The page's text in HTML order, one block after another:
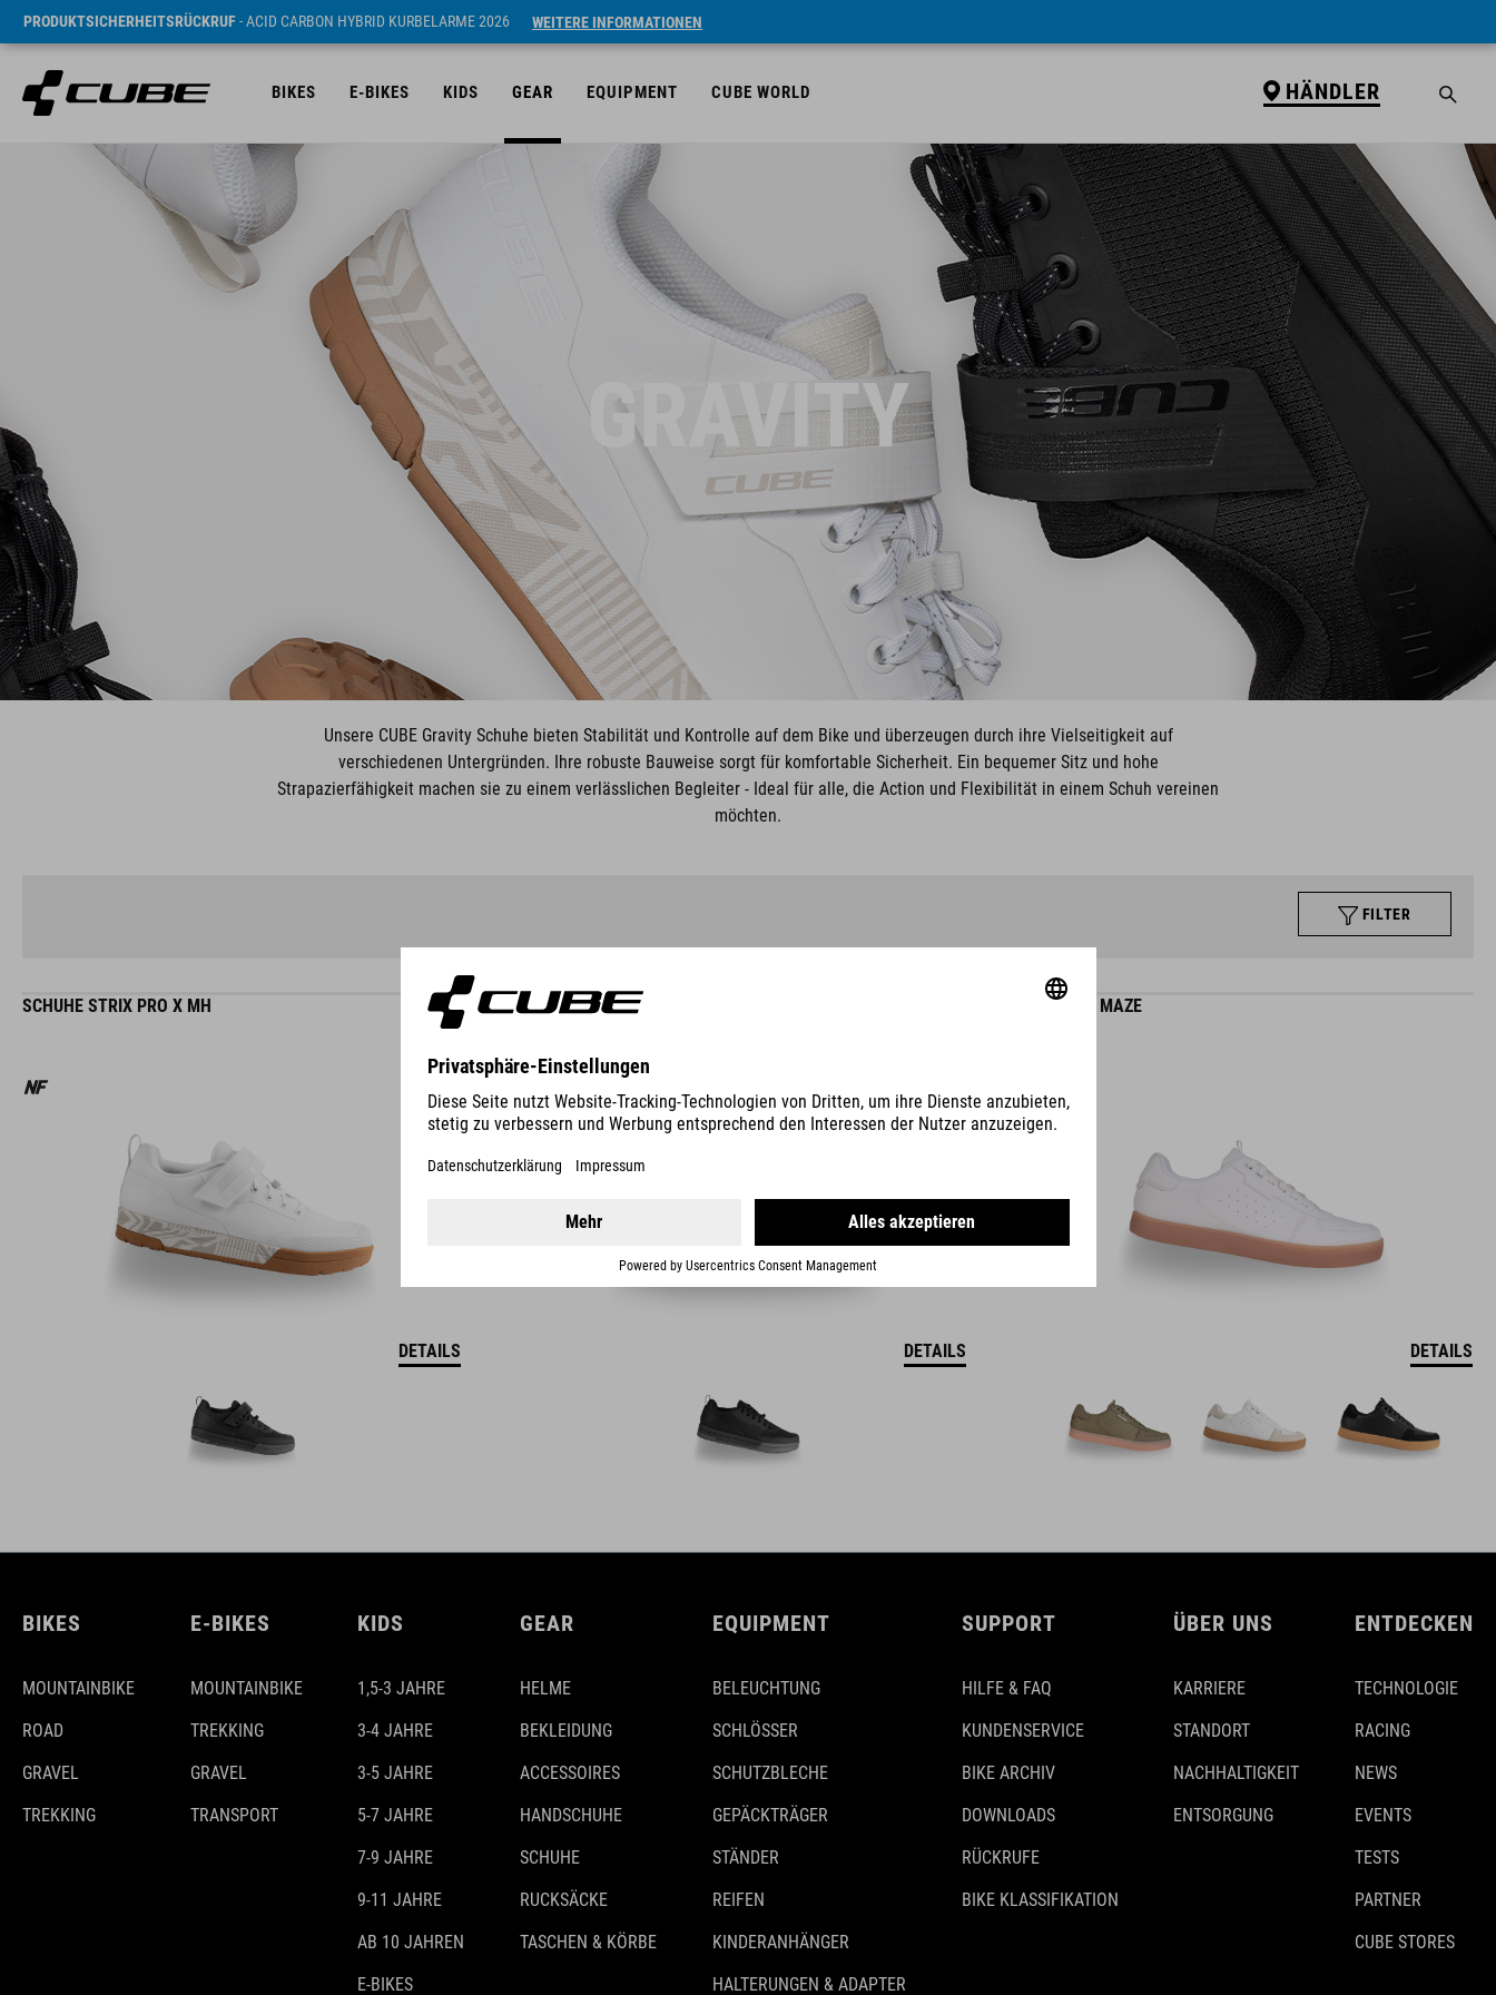
PRODUKTSICHERHEITSRÜCKRUF- ACID CARBON HYBRID KURBELARME 2026 WEITERE INFORMATIONEN
BIKES E-BIKES KIDS GEAR EQUIPMENT CUBE WORLD HÄNDLER
GRAVITY
Unsere CUBE Gravity Schuhe bieten Stabilität und Kontrolle auf dem Bike und überzeugen durch ihre Vielseitigkeit auf
verschiedenen Untergründen. Ihre robuste Bauweise sorgt für komfortable Sicherheit. Ein bequemer Sitz und hohe
Strapazierfähigkeit machen sie zu einem verlässlichen Begleiter - Ideal für alle, die Action und Flexibilität in einem Schuh vereinen
möchten.
FILTER
SCHUHE STRIX PRO X MH
DETAILS
SCHUHE STRIX X MH
DETAILS
SCHUHE MAZE
DETAILS
BIKES
MOUNTAINBIKE
ROAD
GRAVEL
TREKKING
E-BIKES
MOUNTAINBIKE
TREKKING
GRAVEL
TRANSPORT
KIDS
1,5-3 JAHRE
3-4 JAHRE
3-5 JAHRE
5-7 JAHRE
7-9 JAHRE
9-11 JAHRE
AB 10 JAHREN
E-BIKES
GEAR
HELME
BEKLEIDUNG
ACCESSOIRES
HANDSCHUHE
SCHUHE
RUCKSÄCKE
TASCHEN & KÖRBE
EQUIPMENT
BELEUCHTUNG
SCHLÖSSER
SCHUTZBLECHE
GEPÄCKTRÄGER
STÄNDER
REIFEN
KINDERANHÄNGER
HALTERUNGEN & ADAPTER
SUPPORT
HILFE & FAQ
KUNDENSERVICE
BIKE ARCHIV
DOWNLOADS
RÜCKRUFE
BIKE KLASSIFIKATION
ÜBER UNS
KARRIERE
STANDORT
NACHHALTIGKEIT
ENTSORGUNG
ENTDECKEN
TECHNOLOGIE
RACING
NEWS
EVENTS
TESTS
PARTNER
CUBE STORES